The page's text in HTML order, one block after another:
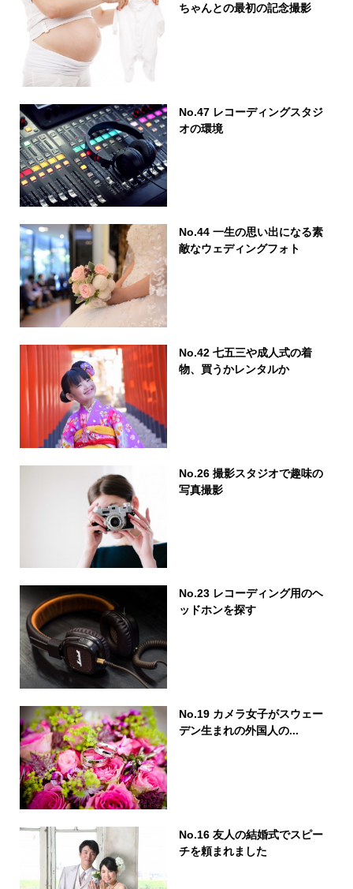
ちゃんとの最初の記念撮影
No.47 レコーディングスタジ
オの環境
No.44 一生の思い出になる素
敵なウェディングフォト
No.42 七五三や成人式の着
物、買うかレンタルか
No.26 撮影スタジオで趣味の
写真撮影
No.23 レコーディング用のヘ
ッドホンを探す
No.19 カメラ女子がスウェー
デン生まれの外国人の...
No.16 友人の結婚式でスピー
チを頼まれました